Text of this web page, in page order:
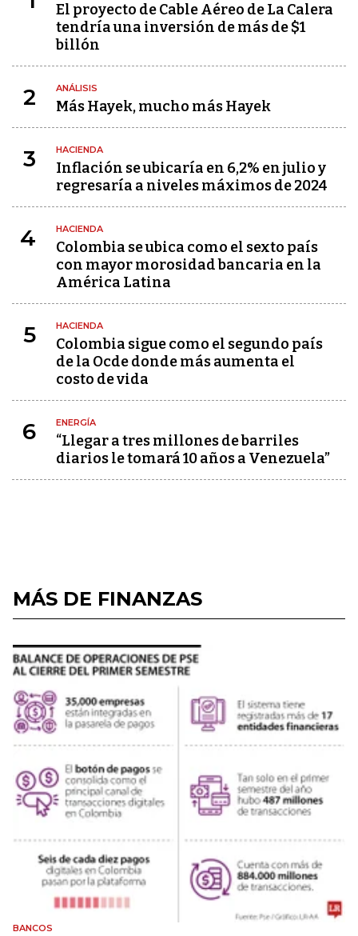
El proyecto de Cable Aéreo de La Calera
tendría una inversión de más de $1
billón
2 ANÁLISIS
Más Hayek, mucho más Hayek
3 HACIENDA
Inflación se ubicaría en 6,2% en julio y
regresaría a niveles máximos de 2024
4 HACIENDA
Colombia se ubica como el sexto país
con mayor morosidad bancaria en la
América Latina
5 HACIENDA
Colombia sigue como el segundo país
de la Ocde donde más aumenta el
costo de vida
6 ENERGÍA
“Llegar a tres millones de barriles
diarios le tomará 10 años a Venezuela”
MÁS DE FINANZAS
BANCOS